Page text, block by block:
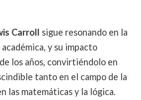
Carroll sigue resonando en la
y su impacto
los años, convirtiéndolo en
tanto en el campo de la
las matemáticas y la lógica.